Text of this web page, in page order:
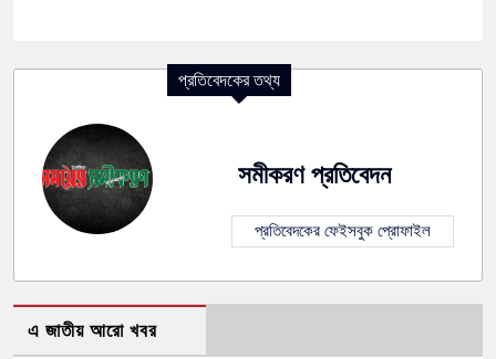
প্রতিবেদকের তথ্য
সমীকরণ প্রতিবেদন
প্রতিবেদকের ফেইসবুক প্রোফাইল
এ জাতীয় আরো খবর